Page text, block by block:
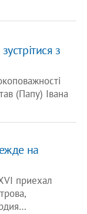
з
(Папу) Івана
на
приехал